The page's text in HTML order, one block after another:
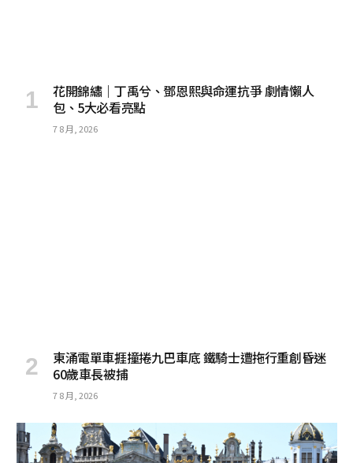
花開錦繡｜丁禹兮、鄧恩熙與命運抗爭 劇情懶人
包、5大必看亮點
7 8 月, 2026
東涌電單車捱撞捲九巴車底 鐵騎士遭拖行重創昏迷
60歲車長被捕
7 8 月, 2026